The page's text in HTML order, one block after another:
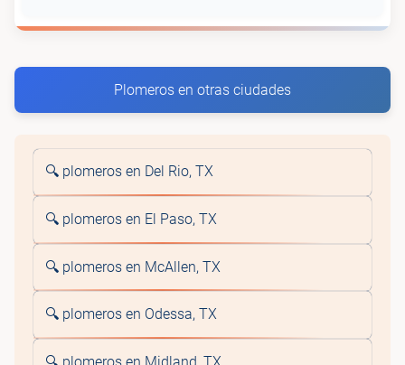
Plomeros en otras ciudades
🔍 plomeros en Del Rio, TX
🔍 plomeros en El Paso, TX
🔍 plomeros en McAllen, TX
🔍 plomeros en Odessa, TX